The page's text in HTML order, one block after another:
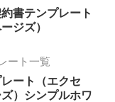
書テンプレート
ジズ）
ート一覧
ート（エクセ
）シンプルホワ